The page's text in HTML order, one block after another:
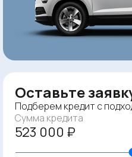
Оставьте
Подберем кредит с
Сумма кредита
523 000 ₽